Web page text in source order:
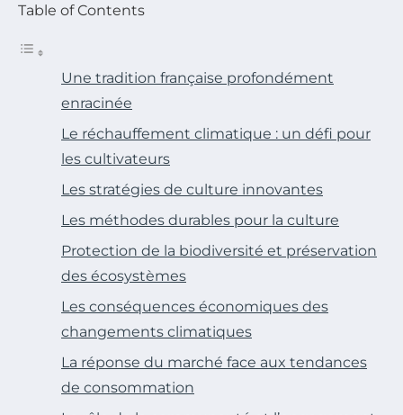
Table of Contents
Une tradition française profondément
enracinée
Le réchauffement climatique : un défi pour
les cultivateurs
Les stratégies de culture innovantes
Les méthodes durables pour la culture
Protection de la biodiversité et préservation
des écosystèmes
Les conséquences économiques des
changements climatiques
La réponse du marché face aux tendances
de consommation